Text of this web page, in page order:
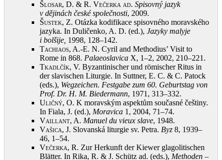
Šlosar, D. & R. Večerka ad. Spisovný jazyk
v dějinách české společnosti, 2009.
Šustek, Z. Otázka kodifikace spisovného moravského
jazyka. In Duličenko, A. D. (ed.), Jazyky malyje
i bolšije, 1998, 128–142.
Tachiaos, A.-E. N. Cyril and Methodius’ Visit to
Rome in 868. Palaeoslavica X, 1–2, 2002, 210–221 .
Tkadlčík, V. Byzantinischer und römischer Ritus in
der slavischen Liturgie. In Suttner, E. C. & C. Patock
(eds.), Wegzeichen. Festgabe zum 60. Geburtstag von
Prof. Dr. H. M. Biedermann, 1971, 313–332.
Uličný, O. K moravským aspektům současné češtiny.
In Fiala, J. (ed.), Moravica 1, 2004, 71–74.
Vaillant, A. Manuel du vieux slave, 1948.
Vašica, J. Slovanská liturgie sv. Petra. Byz 8, 1939–
46, 1–54.
Večerka, R. Zur Herkunft der Kiewer glagolitischen
Blätter. In Rika, R. & J. Schütz ad. (eds.), Methoden –